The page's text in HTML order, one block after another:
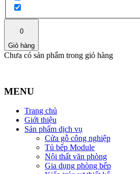
0
Giỏ hàng
Chưa có sản phẩm trong giỏ hàng
MENU
Trang chủ
Giới thiệu
Sản phẩm dịch vụ
Cửa gỗ công nghiệp
Tủ bếp Module
Nội thất văn phòng
Gia dụng phòng bếp